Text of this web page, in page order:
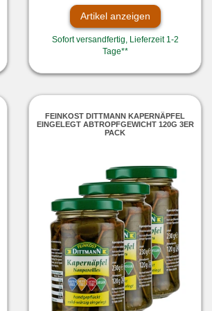
Artikel anzeigen
Sofort versandfertig, Lieferzeit 1-2
Tage**
FEINKOST DITTMANN KAPERNÄPFEL
EINGELEGT ABTROPFGEWICHT 120G 3ER
PACK